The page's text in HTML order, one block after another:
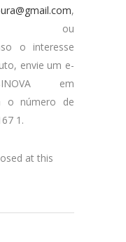
,
o interesse
envie um e-
em
o número de
1.
at this